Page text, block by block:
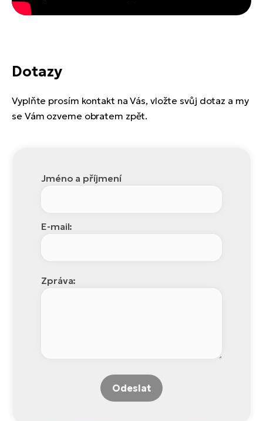
Dotazy
Vyplňte prosím kontakt na Vás, vložte svůj dotaz a my
se Vám ozveme obratem zpět.
Jméno a příjmení
E-mail:
Zpráva:
Odeslat